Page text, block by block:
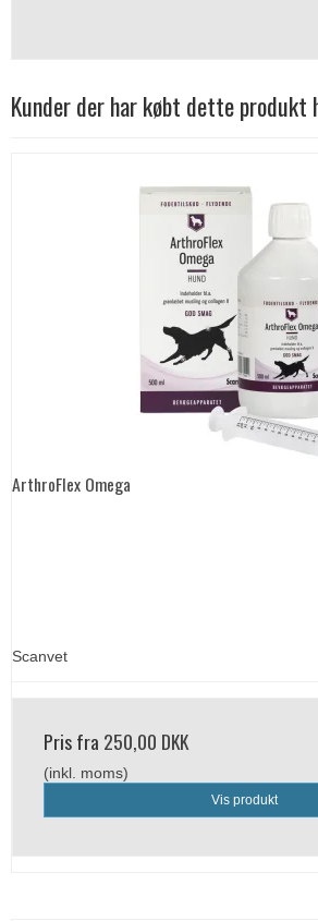
Kunder der har købt dette produkt
ArthroFlex Omega
Scanvet
Pris fra 250,00 DKK
(inkl. moms)
Vis produkt